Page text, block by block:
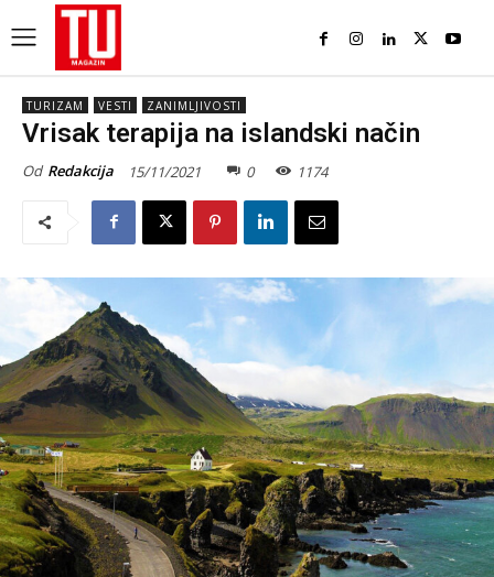
TURIZAM VESTI ZANIMLJIVOSTI
Vrisak terapija na islandski način
Od Redakcija 15/11/2021 0 1174